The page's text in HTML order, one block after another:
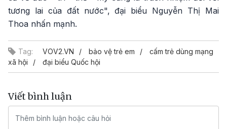
tương lai của đất nước", đại biểu Nguyễn Thị Mai
Thoa nhấn mạnh.
Tag: VOV2.VN bảo vệ trẻ em
cấm trẻ dùng mạng
xã hội
đại biểu Quốc hội
Viết bình luận